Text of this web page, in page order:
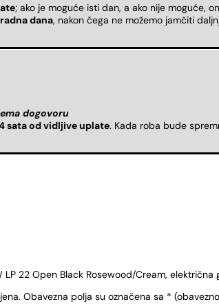
; ako je moguće isti dan, a ako nije moguće,
dana, nakon čega ne možemo jamčiti
dogovoru
sata od vidljive uplate. Kada roba bude
LP 22 Open Black Rosewood/Cream, električna
Obavezna polja su označena sa *